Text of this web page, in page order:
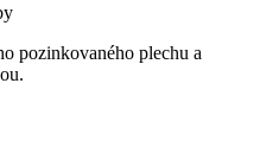
pozinkovaného plechu a